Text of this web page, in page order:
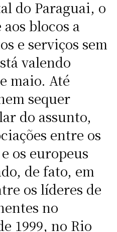
do Paraguai, o
blocos a
e serviços sem
valendo
maio. Até
sequer
do assunto,
entre os
os europeus
de fato, em
os líderes de
no
1999, no Rio